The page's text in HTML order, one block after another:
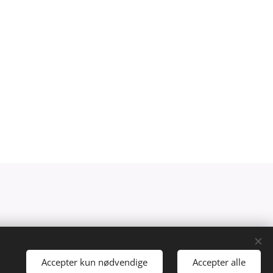
Accepter kun nødvendige Accepter alle